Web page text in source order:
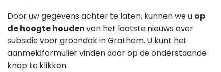
Door uw gegevens achter te laten, kunnen we u op
de hoogte houdenvan het laatste nieuws over
subsidie voor groendak in Grathem. U kunt het
aanmeldformulier vinden door op de onderstaande
knop te klikken.